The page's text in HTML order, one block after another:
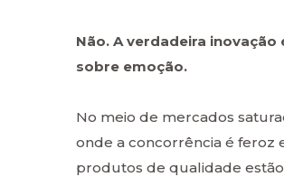
Não. A verdadeira inovação
sobre emoção.
No meio de mercados
onde a concorrência é feroz
produtos de qualidade